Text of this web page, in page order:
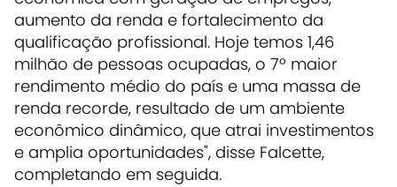
aumento da renda e fortalecimento da
qualificação profissional. Hoje temos 1,46
milhão de pessoas ocupadas, o 7º maior
rendimento médio do país e uma massa de
renda recorde, resultado de um ambiente
econômico dinâmico, que atrai investimentos
e amplia oportunidades", disse Falcette,
completando em seguida.